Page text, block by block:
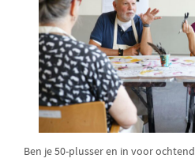
Ben je 50-plusser en in voor